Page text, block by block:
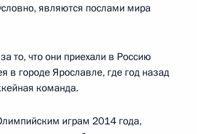
Пиньерой
Гиллард
являются послами мира
то, что они приехали в Россию
в городе Ярославле, где год назад
команда.
играм 2014 года,